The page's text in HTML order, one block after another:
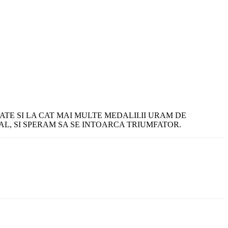
SI LA CAT MAI MULTE MEDALII.II URAM DE
SI SPERAM SA SE INTOARCA TRIUMFATOR.